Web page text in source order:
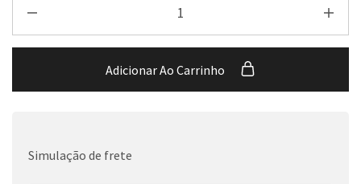
Adicionar Ao Carrinho
Simulação de frete